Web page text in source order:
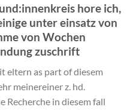
hore ich,
unter einsatz von
von Wochen
zuschrift
eltern as part of diesem
meinereiner z. hd.
Recherche in diesem fall